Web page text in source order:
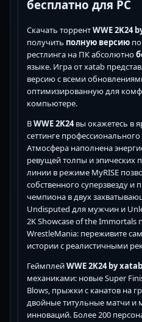
бесплатно для PC
Скачать торрентWWE 2K24
получить полную версию
рестлинга на ПК абсолютно
языке. Игра от xatab
версию с всеми
оптимизированную для
компьютере.
ВWWE 2K24вы окажетесь в
сеттинге профессионального
Атмосфера наполнена
ревущей толпы и эпических
линии в режиме MyRISE
собственного суперзвезду и
чемпиона в двух
Undisputed для мужчин и
2K Showcase of the Immortals
WrestleMania: переживите
истории с реалистичными
ГеймплейWWE 2K24 by xatab
механиками: новые Super
Blows, прыжки с канатов на
двойные титульные матчи и
инноваций. Более 200